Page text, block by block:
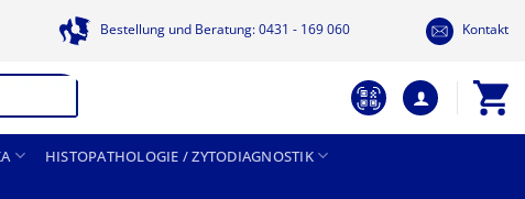
Bestellung und Beratung: 0431 - 169 060 Kontakt
HISTOPATHOLOGIE / ZYTODIAGNOSTIK